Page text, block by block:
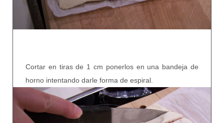
Cortar en tiras de 1 cm ponerlos en una bandeja de
horno intentando darle forma de espiral.